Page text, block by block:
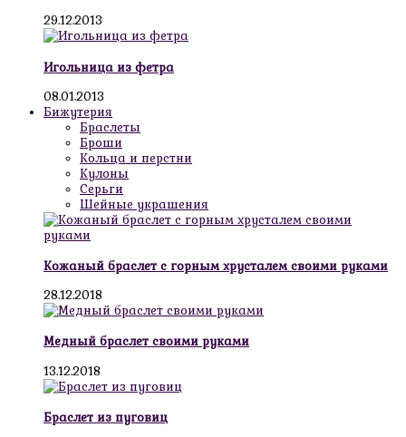
29.12.2013
Игольница из фетра
08.01.2013
Бижутерия
Браслеты
Броши
Кольца и перстни
Кулоны
Серьги
Шейные украшения
Кожаный браслет с горным хрусталем своими руками
28.12.2018
Медный браслет своими руками
13.12.2018
Браслет из пуговиц